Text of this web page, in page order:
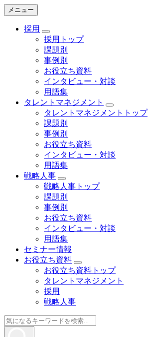
メニュー
採用
採用トップ
課題別
事例別
お役立ち資料
インタビュー・対談
用語集
タレントマネジメント
タレントマネジメントトップ
課題別
事例別
お役立ち資料
インタビュー・対談
用語集
戦略人事
戦略人事トップ
課題別
事例別
お役立ち資料
インタビュー・対談
用語集
セミナー情報
お役立ち資料
お役立ち資料トップ
タレントマネジメント
採用
戦略人事